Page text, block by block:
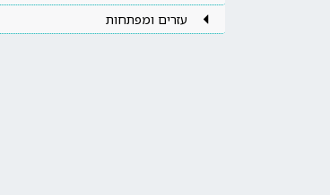
עזרים ומפתחות